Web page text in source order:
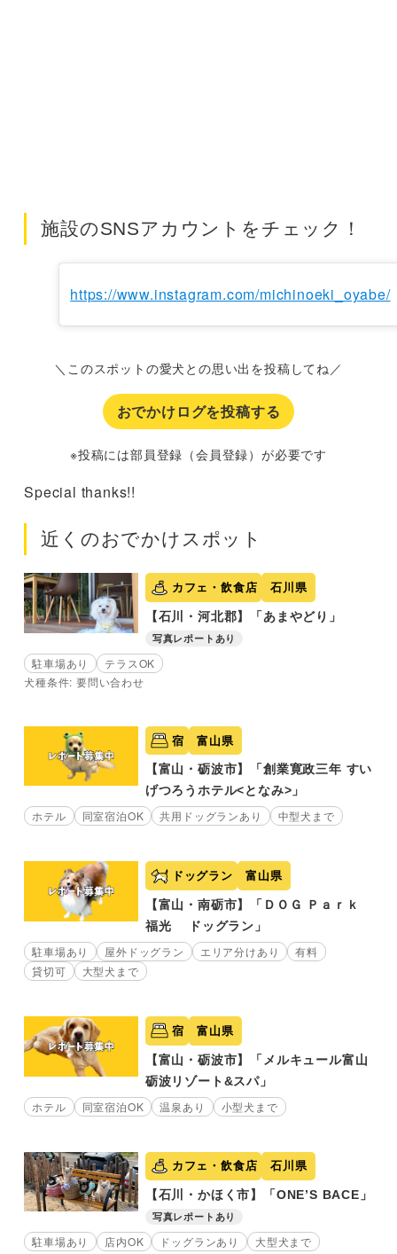
施設のSNSアカウントをチェック！
https://www.instagram.com/michinoeki_oyabe/
＼このスポットの愛犬との思い出を投稿してね／
おでかけログを投稿する
※投稿には部員登録（会員登録）が必要です
Special thanks!!
近くのおでかけスポット
カフェ・飲食店 石川県
【石川・河北郡】「あまやどり」
写真レポートあり
駐車場あり
テラスOK
犬種条件: 要問い合わせ
宿 富山県
【富山・砺波市】「創業寛政三年 すい
げつろうホテル<となみ>」
ホテル 同室宿泊OK 共用ドッグランあり 中型犬まで
ドッグラン 富山県
【富山・南砺市】「ＤＯＧ Ｐａｒｋ
福光 ドッグラン」
駐車場あり 屋外ドッグラン エリア分けあり
有料
貸切可
大型犬まで
宿 富山県
【富山・砺波市】「メルキュール富山
砺波リゾート&スパ」
ホテル 同室宿泊OK 温泉あり 小型犬まで
カフェ・飲食店 石川県
【石川・かほく市】「ONE’S BACE」
写真レポートあり
駐車場あり 店内OK ドッグランあり 大型犬まで